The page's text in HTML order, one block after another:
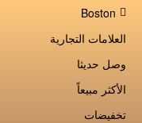
Boston
العلامات التجارية
وصل حديثا
الأكثر مبيعاً
تخفيضات